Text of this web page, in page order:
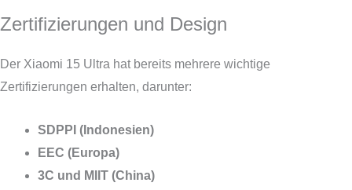
Zertifizierungen und Design
Der Xiaomi 15 Ultra hat bereits mehrere wichtige
Zertifizierungen erhalten, darunter:
SDPPI (Indonesien)
EEC (Europa)
3C und MIIT (China)